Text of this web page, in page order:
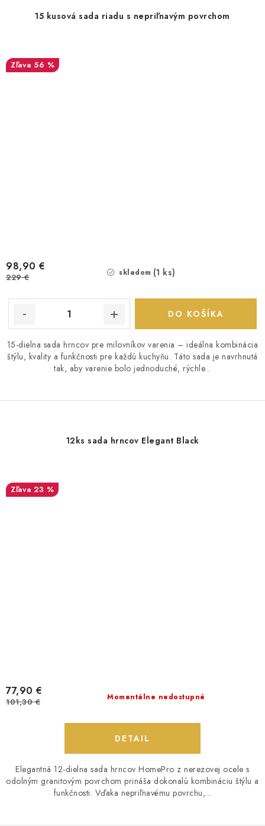
15 kusová sada riadu s nepriľnavým povrchom
56 %
skladom (1 ks)
98,90 €
229 €
DO KOŠÍKA
15-dielna sada hrncov pre milovníkov varenia – ideálna kombinácia
štýlu, kvality a funkčnosti pre každú kuchyňu. Táto sada je navrhnutá
tak, aby varenie bolo jednoduché, rýchle...
12ks sada hrncov Elegant Black
23 %
Momentálne nedostupné
77,90 €
101,30 €
DETAIL
Elegantná 12-dielna sada hrncov HomePro z nerezovej ocele s
odolným granitovým povrchom prináša dokonalú kombináciu štýlu a
funkčnosti. Vďaka nepriľnavému povrchu,...